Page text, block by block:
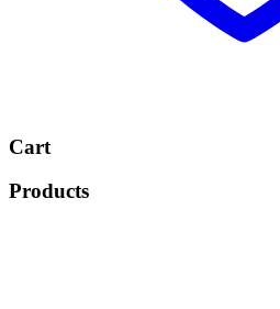
Cart
Products